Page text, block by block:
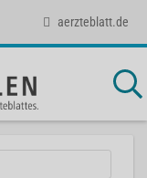
aerzteblatt.de